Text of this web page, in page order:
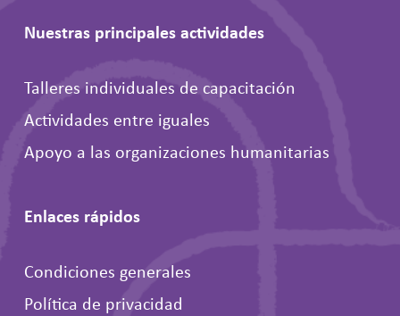
Nuestras principales actividades
Talleres individuales de capacitación
Actividades entre iguales
Apoyo a las organizaciones humanitarias
Enlaces rápidos
Condiciones generales
Política de privacidad